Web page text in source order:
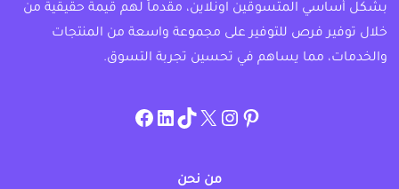
بشكل أساسي المتسوقين اونلاين، مقدماً لهم قيمة حقيقية من
خلال توفير فرص للتوفير على مجموعة واسعة من المنتجات
والخدمات، مما يساهم في تحسين تجربة التسوق.
pinterest
allcouponat
twitter
TikTok
linkedin
facebook
من نحن